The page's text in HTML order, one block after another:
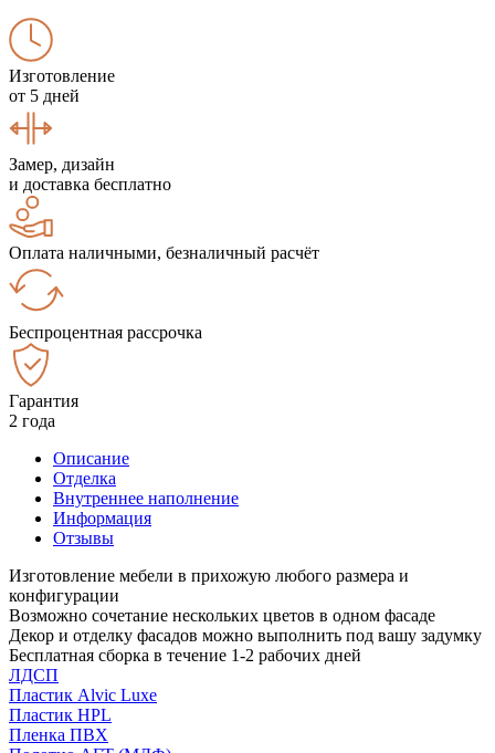
Изготовление
от 5 дней
Замер, дизайн
и доставка бесплатно
Оплата наличными, безналичный расчёт
Беспроцентная рассрочка
Гарантия
2 года
Описание
Отделка
Внутреннее наполнение
Информация
Отзывы
Изготовление мебели в прихожую любого размера и
конфигурации
Возможно сочетание нескольких цветов в одном фасаде
Декор и отделку фасадов можно выполнить под вашу задумку
Бесплатная сборка в течение 1-2 рабочих дней
ЛДСП
Пластик Alvic Luxe
Пластик HPL
Пленка ПВХ